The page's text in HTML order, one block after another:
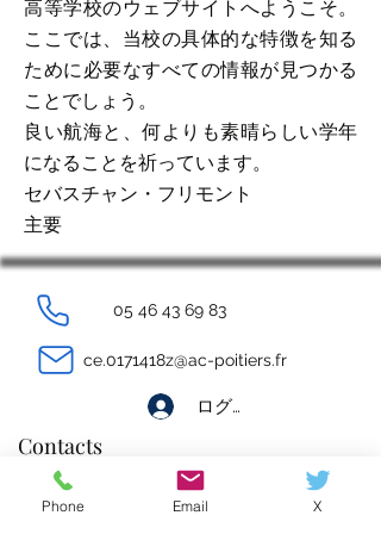
高等学校のウェブサイトへようこそ。
ここでは、当校の具体的な特徴を知る
ために必要なすべての情報が見つかる
ことでしょう。
良い航海と、何よりも素晴らしい学年
になることを祈っています。
セバスチャン・フリモント
主要
05 46 43 69 83
ce.0171418z@ac-poitiers.fr
ログイン
Contacts
Règlement intérieur
Ressources et documents
Phone Email X